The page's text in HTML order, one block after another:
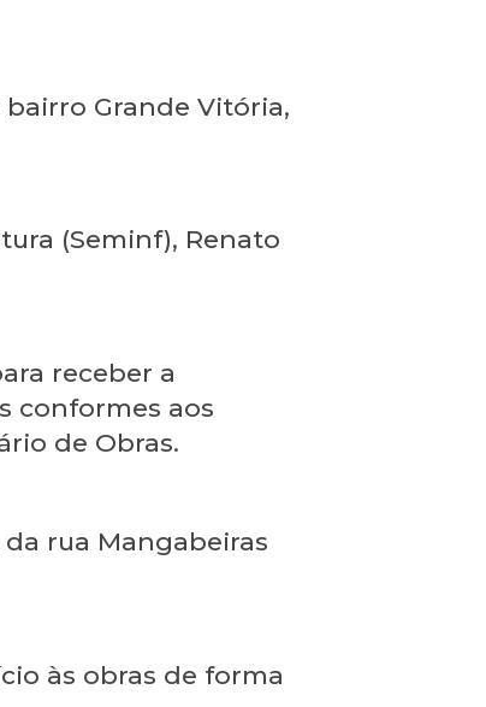
Grande Vitória,
(Seminf), Renato
receber a
conformes aos
de Obras.
rua Mangabeiras
às obras de forma